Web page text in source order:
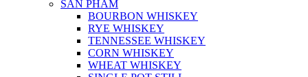
SẢN PHẨM
BOURBON WHISKEY
RYE WHISKEY
TENNESSEE WHISKEY
CORN WHISKEY
WHEAT WHISKEY